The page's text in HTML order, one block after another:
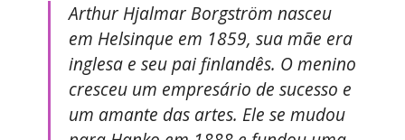
Arthur Hjalmar Borgström nasceu
em Helsinque em 1859, sua mãe era
inglesa e seu pai finlandês. O menino
cresceu um empresário de sucesso e
um amante das artes. Ele se mudou